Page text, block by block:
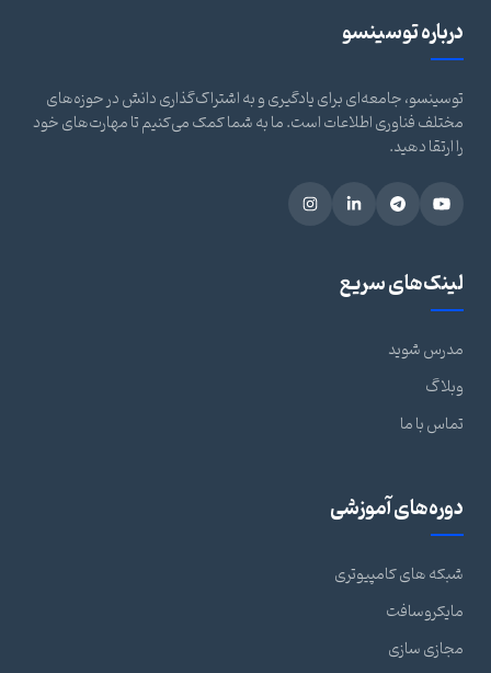
درباره توسینسو
توسینسو، جامعه‌ای برای یادگیری و به اشتراک‌گذاری دانش در حوزه‌های
مختلف فناوری اطلاعات است. ما به شما کمک می‌کنیم تا مهارت‌های خود
را ارتقا دهید.
لینک‌های سریع
مدرس شوید
وبلاگ
تماس با ما
دوره‌های آموزشی
شبکه های کامپیوتری
مایکروسافت
مجازی سازی